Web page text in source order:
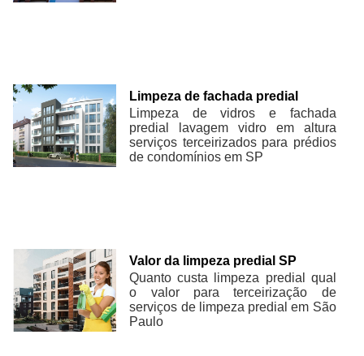
Limpeza de fachada predial
Limpeza de vidros e fachada
predial lavagem vidro em altura
serviços terceirizados para prédios
de condomínios em SP
Valor da limpeza predial SP
Quanto custa limpeza predial qual
o valor para terceirização de
serviços de limpeza predial em São
Paulo